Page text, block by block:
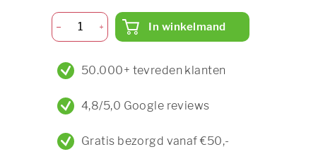
In winkelmand
50.000+ tevreden klanten
4,8/5,0 Google reviews
Gratis bezorgd vanaf €50,-